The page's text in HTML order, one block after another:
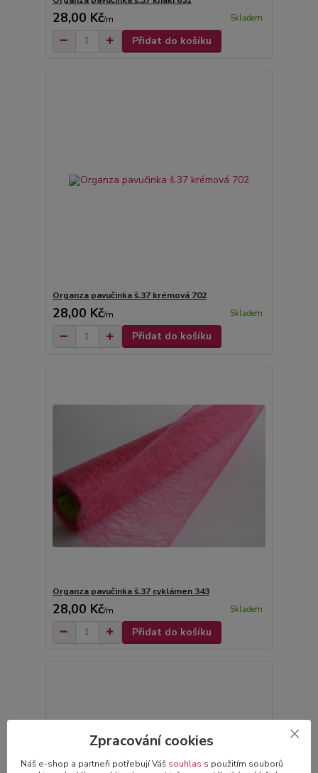
28,00 Kč/m Skladem
Přidat do košíku
Organza pavučinka š.37 krémová 702
28,00 Kč/m Skladem
Přidat do košíku
Organza pavučinka š.37 cyklámen 343
28,00 Kč/m Skladem
Přidat do košíku
Zpracování cookies
Náš e-shop a partneři potřebují Váš souhlas s použitím souborů